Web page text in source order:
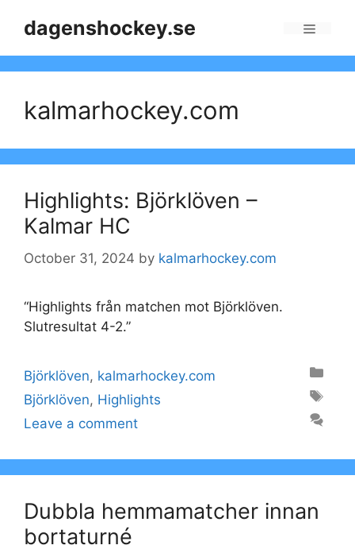
dagenshockey.se
kalmarhockey.com
Highlights: Björklöven –
Kalmar HC
October 31, 2024 by kalmarhockey.com
“Highlights från matchen mot Björklöven.
Slutresultat 4-2.”
Categories
Björklöven, kalmarhockey.com
Tags
Björklöven, Highlights
Leave a comment
Dubbla hemmamatcher innan
bortaturné